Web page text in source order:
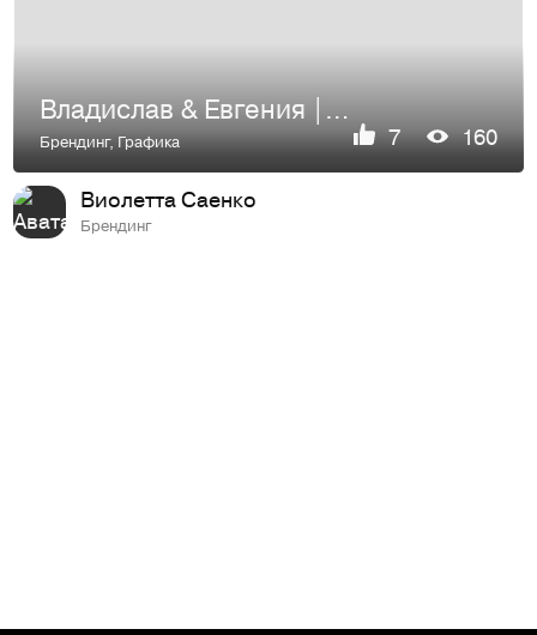
Владислав & Евгения | САЙТ | СВАДЕБНАЯ ПОЛИГРАФИЯ
Брендинг,Графика 7 160
Виолетта Саенко
Брендинг